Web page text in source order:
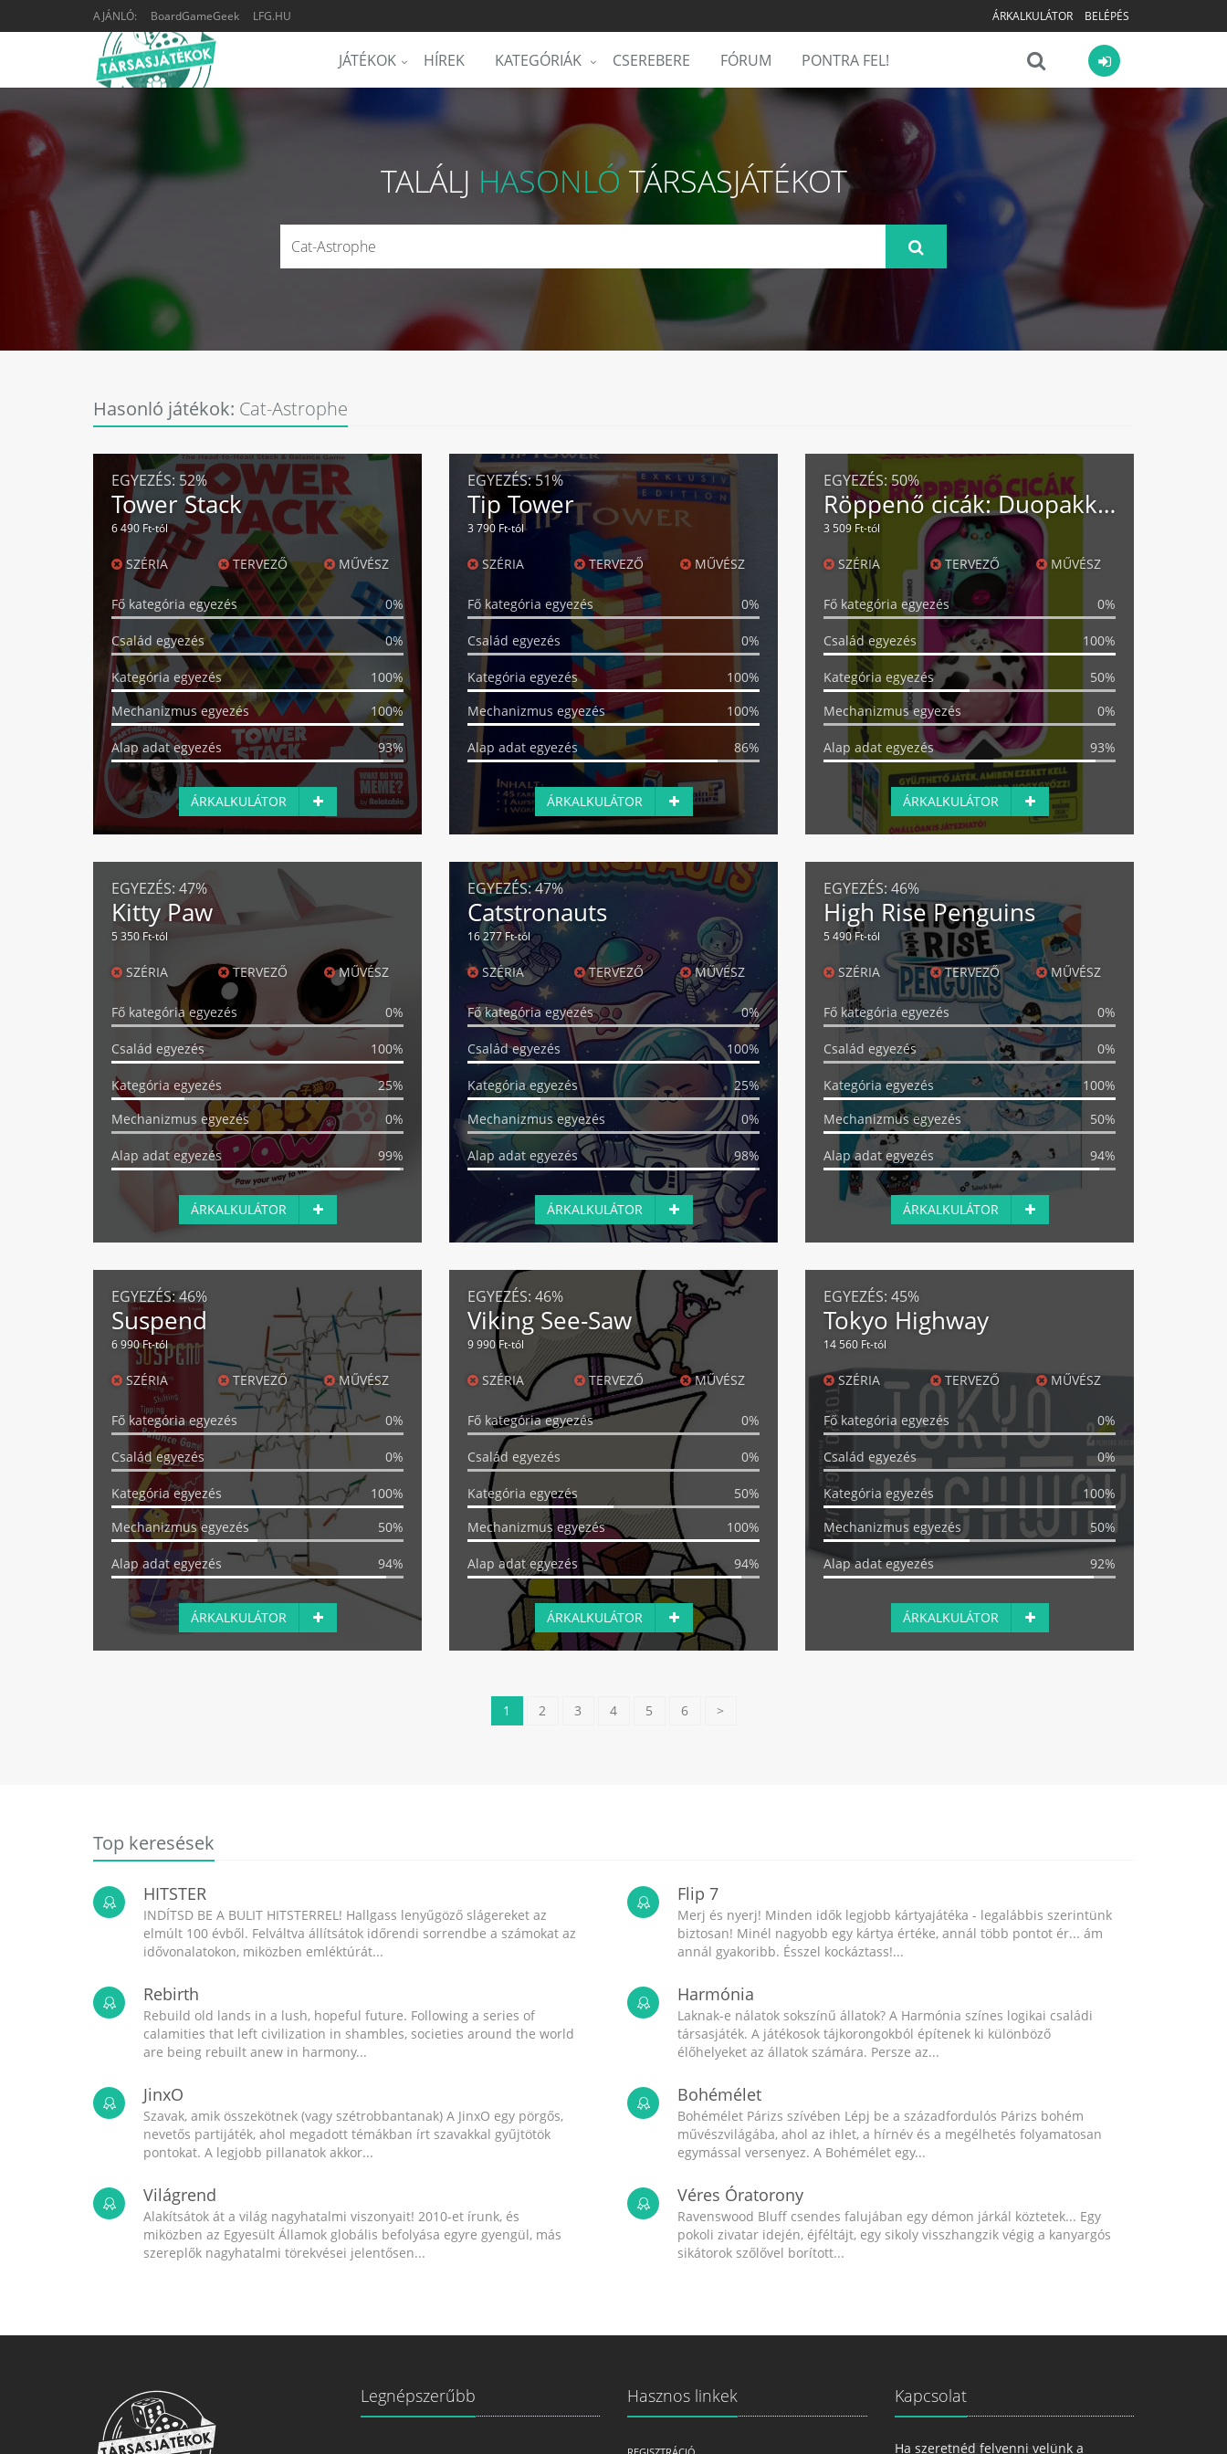
AJÁNLÓ: BoardGameGeek LFG.HU ÁRKALKULÁTOR BELÉPÉS
JÁTÉKOK HÍREK KATEGÓRIÁK CSEREBERE FÓRUM PONTRA FEL!
TALÁLJ HASONLÓTÁRSASJÁTÉKOT
Hasonló játékok: Cat-Astrophe
EGYEZÉS: 52%
Tower Stack
6 490 Ft-tól
SZÉRIA TERVEZŐ MŰVÉSZ
Fő kategória egyezés 0%
Család egyezés 0%
Kategória egyezés
100%
Mechanizmus egyezés
100%
Alap adat egyezés 93%
ÁRKALKULÁTOR
EGYEZÉS:51%
Tip Tower
3 790 Ft-tól
SZÉRIA TERVEZŐ MŰVÉSZ
Fő kategória egyezés 0%
Család egyezés 0%
Kategória egyezés
100%
Mechanizmus egyezés
100%
Alap adat egyezés 86%
ÁRKALKULÁTOR
EGYEZÉS:50%
Röppenő cicák: Duopakk - Bocica és Dj Mirci
3 509 Ft-tól
SZÉRIA TERVEZŐ MŰVÉSZ
Fő kategória egyezés 0%
Család egyezés 100%
Kategória egyezés
50%
Mechanizmus egyezés
0%
Alap adat egyezés 93%
ÁRKALKULÁTOR
EGYEZÉS: 47%
Kitty Paw
5 350 Ft-tól
SZÉRIA TERVEZŐ MŰVÉSZ
Fő kategória egyezés 0%
Család egyezés 100%
Kategória egyezés
25%
Mechanizmus egyezés
0%
Alap adat egyezés 99%
ÁRKALKULÁTOR
EGYEZÉS:47%
Catstronauts
16 277 Ft-tól
SZÉRIA TERVEZŐ MŰVÉSZ
Fő kategória egyezés 0%
Család egyezés 100%
Kategória egyezés
25%
Mechanizmus egyezés
0%
Alap adat egyezés 98%
ÁRKALKULÁTOR
EGYEZÉS: 46%
High Rise Penguins
5 490 Ft-tól
SZÉRIA TERVEZŐ MŰVÉSZ
Fő kategória egyezés 0%
Család egyezés 0%
Kategória egyezés
100%
Mechanizmus egyezés
50%
Alap adat egyezés 94%
ÁRKALKULÁTOR
EGYEZÉS:46%
Suspend
6 990 Ft-tól
SZÉRIA TERVEZŐ MŰVÉSZ
Fő kategória egyezés 0%
Család egyezés 0%
Kategória egyezés
100%
Mechanizmus egyezés
50%
Alap adat egyezés 94%
ÁRKALKULÁTOR
EGYEZÉS: 46%
Viking See-Saw
9 990 Ft-tól
SZÉRIA TERVEZŐ MŰVÉSZ
Fő kategória egyezés 0%
Család egyezés 0%
Kategória egyezés
50%
Mechanizmus egyezés
100%
Alap adat egyezés 94%
ÁRKALKULÁTOR
EGYEZÉS: 45%
Tokyo Highway
14 560 Ft-tól
SZÉRIA TERVEZŐ MŰVÉSZ
Fő kategória egyezés 0%
Család egyezés 0%
Kategória egyezés
100%
Mechanizmus egyezés
50%
Alap adat egyezés 92%
ÁRKALKULÁTOR
1 2 3 4 5 6 >
Top keresések
HITSTER
INDÍTSD BE A BULIT HITSTERREL! Hallgass lenyűgöző slágereket az
elmúlt 100 évből. Felváltva állítsátok időrendi sorrendbe a számokat az
idővonalatokon, miközben emléktúrát...
Rebirth
Rebuild old lands in a lush, hopeful future. Following a series of
calamities that left civilization in shambles, societies around the world
are being rebuilt anew in harmony...
JinxO
Szavak, amik összekötnek (vagy szétrobbantanak) A JinxO egy pörgős,
nevetős partijáték, ahol megadott témákban írt szavakkal gyűjtötök
pontokat. A legjobb pillanatok akkor...
Világrend
Alakítsátok át a világ nagyhatalmi viszonyait! 2010-et írunk, és
miközben az Egyesült Államok globális befolyása egyre gyengül, más
szereplők nagyhatalmi törekvései jelentősen...
Flip 7
Merj és nyerj! Minden idők legjobb kártyajátéka - legalábbis szerintünk
biztosan! Minél nagyobb egy kártya értéke, annál több pontot ér... ám
annál gyakoribb. Ésszel kockáztass!...
Harmónia
Laknak-e nálatok sokszínű állatok? A Harmónia színes logikai családi
társasjáték. A játékosok tájkorongokból építenek ki különböző
élőhelyeket az állatok számára. Persze az...
Bohémélet
Bohémélet Párizs szívében Lépj be a századfordulós Párizs bohém
művészvilágába, ahol az ihlet, a hírnév és a megélhetés folyamatosan
egymással versenyez. A Bohémélet egy...
Véres Óratorony
Ravenswood Bluff csendes falujában egy démon járkál köztetek... Egy
pokoli zivatar idején, éjféltájt, egy sikoly visszhangzik végig a kanyargós
sikátorok szőlővel borított...
Legnépszerűbb Hasznos linkek Kapcsolat
Ha szeretnéd felvenni velünk a